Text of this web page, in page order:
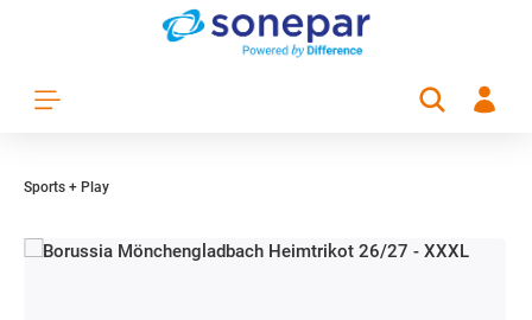
Zum Hauptinhalt springen
Sports + Play